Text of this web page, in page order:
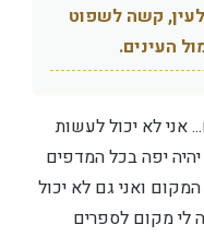
קשה לשפוט
העינים.
אני לא יכול לעשות
זה לא יהיה יפה בכל המדפים
ואני גם לא יכול
28 כי לא יהיה לי מקום לספרים